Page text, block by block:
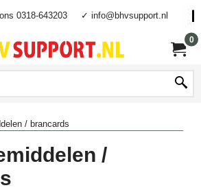
0318-643203 ✓ info@bhvsupport.nl
0
/ brancards
/